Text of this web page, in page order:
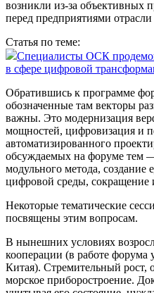
возникли из‑за объективных
перед предприятиями
Статья по теме:
Специалисты ОСК
в сфере цифровой
Обратившись к программе
обозначенные там векторы
важны. Это модернизация
мощностей, цифровизация и
автоматизированного
обсуждаемых на форуме тем
модульного метода,
цифровой среды, сокращение
Некоторые тематические
посвящены этим вопросам.
В нынешних условиях
кооперации (в работе
Китая). Стремительный рост,
морское приборостроение.